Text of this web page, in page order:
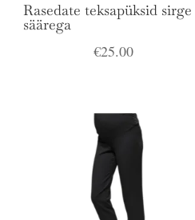
Rasedate teksapüksid sirge
säärega
€25.00